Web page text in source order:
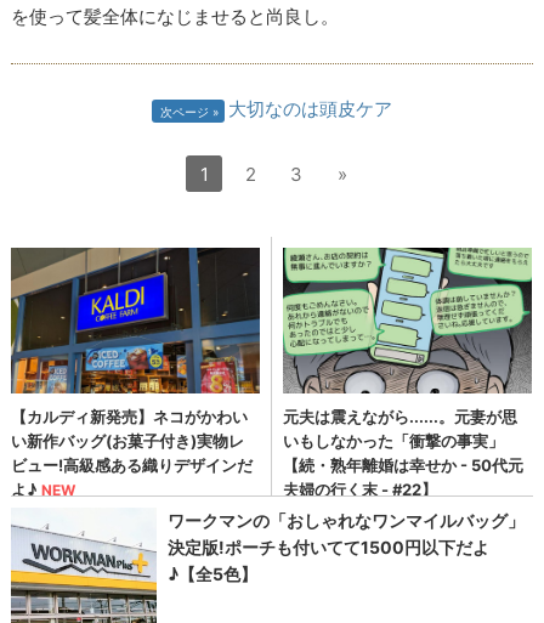
を使って髪全体になじませると尚良し。
次ページ 大切なのは頭皮ケア
1 2 3 »